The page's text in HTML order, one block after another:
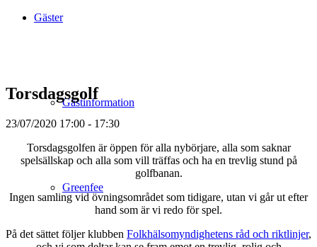
Gäster
Gästinformation
Greenfee
Torsdagsgolf
23/07/2020 17:00 - 17:30
Torsdagsgolfen är öppen för alla nybörjare, alla som saknar
spelsällskap och alla som vill träffas och ha en trevlig stund på
golfbanan.
Ingen samling vid övningsområdet som tidigare, utan vi går ut efter
hand som är vi redo för spel.
På det sättet följer klubben Folkhälsomyndighetens råd och riktlinjer,